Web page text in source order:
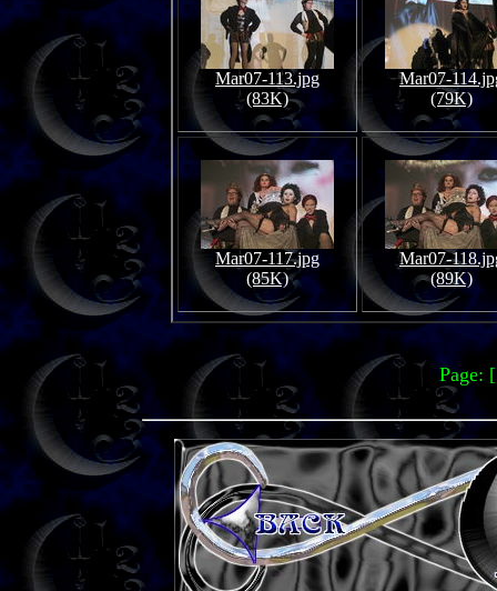
Mar07-113.jpg
(83K)
Mar07-
(79K)
Mar07-117.jpg
(85K)
Mar07-
(89K)
Page: